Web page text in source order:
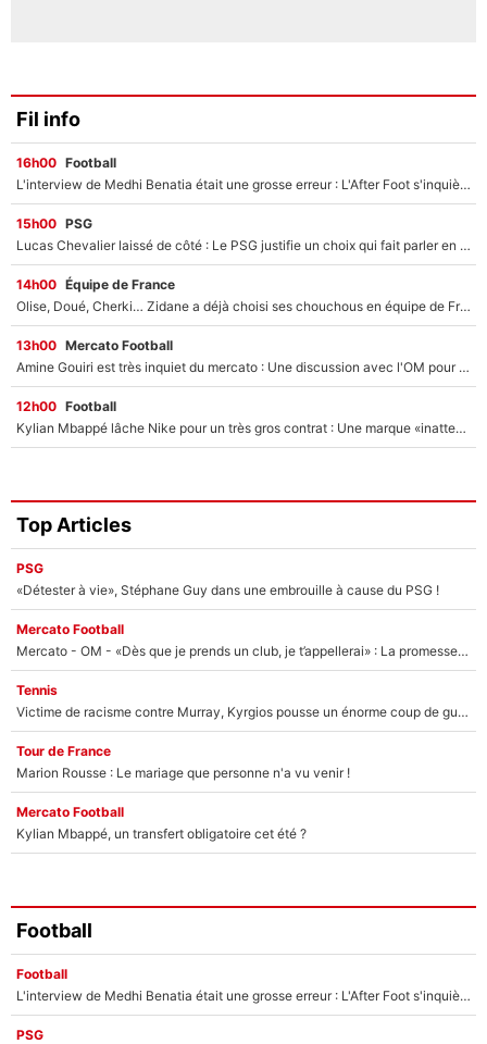
Fil info
16h00 Football
L'interview de Medhi Benatia était une grosse erreur : L'After Foot s'inquiète pour l'avenir de l'ancien dirigeant de l'OM qui pourrait rester longtemps au chômage
15h00 PSG
Lucas Chevalier laissé de côté : Le PSG justifie un choix qui fait parler en plein mercato
14h00 Équipe de France
Olise, Doué, Cherki… Zidane a déjà choisi ses chouchous en équipe de France ? L’IA annonce des surprises sans Kylian Mbappé !
13h00 Mercato Football
Amine Gouiri est très inquiet du mercato : Une discussion avec l'OM pour acter son transfert !
12h00 Football
Kylian Mbappé lâche Nike pour un très gros contrat : Une marque «inattendue» va frapper très fort
Top Articles
PSG
«Détester à vie», Stéphane Guy dans une embrouille à cause du PSG !
Mercato Football
Mercato - OM - «Dès que je prends un club, je t’appellerai» : La promesse de Marcelino au moment de claquer la porte
Tennis
Victime de racisme contre Murray, Kyrgios pousse un énorme coup de gueule !
Tour de France
Marion Rousse : Le mariage que personne n'a vu venir !
Mercato Football
Kylian Mbappé, un transfert obligatoire cet été ?
Football
Football
L'interview de Medhi Benatia était une grosse erreur : L'After Foot s'inquiète pour l'avenir de l'ancien dirigeant de l'OM qui pourrait rester longtemps au chômage
PSG